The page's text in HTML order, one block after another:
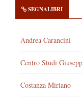
SEGNALIBRI
Andrea Carancini
Centro Studi
Costanza Miriano